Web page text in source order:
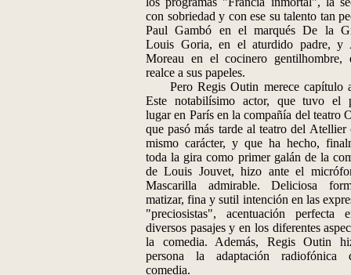
con sobriedad y con ese su talento tan
Paul Gambó en el marqués De la
Louis Goria, en el aturdido padre, y
Moreau en el cocinero gentilhombre,
realce a sus papeles.
Pero Regis Outin merece capítulo
Este notabilísimo actor, que tuvo el
lugar en París en la compañía del teatro
que pasó más tarde al teatro del Atellier
mismo carácter, y que ha hecho,
toda la gira como primer galán de la
de Louis Jouvet, hizo ante el
Mascarilla admirable. Deliciosa
matizar, fina y sutil intención en las
"preciosistas", acentuación perfecta
diversos pasajes y en los diferentes
la comedia. Además, Regis Outin
persona la adaptación radiofónica
comedia.